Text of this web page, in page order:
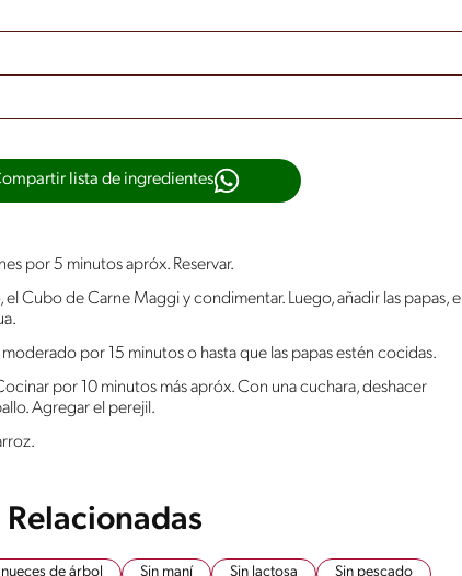
lista de ingredientes
por 5 minutos apróx. Reservar.
el Cubo de Carne Maggi y condimentar. Luego, añadir las papas, el
por 15 minutos o hasta que las papas estén cocidas.
por 10 minutos más apróx. Con una cuchara, deshacer
Agregar el perejil.
Relacionadas
de árbol Sin maní Sin lactosa
Sin pescado